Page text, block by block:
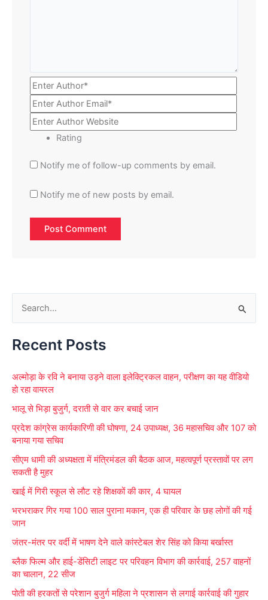
Rating
Notify me of follow-up comments by email.
Notify me of new posts by email.
a
c
o
:
Recent Posts
अल्मोड़ा के रवि ने बनाया उड़ने वाला इलेक्ट्रिकल वाहन, परीक्षण का यह वीडियो
हो रहा वायरल
भालू से भिड़ा बुजुर्ग, दराती से वार कर बचाई जान
प्रदेश कांग्रेस कार्यकारिणी की घोषणा, 24 उपाध्यक्ष, 36 महासचिव और 107 को
बनाया गया सचिव
सीएम धामी की अध्यक्षता में मंत्रिमंडल की बैठक आज, महत्वपूर्ण प्रस्तावों पर लग
सकती है मुहर
खाई में गिरी स्कूल से लौट रहे शिक्षकों की कार, 4 घायल
भरभराकर गिर गया 100 साल पुराना मकान, एक ही परिवार के छह लोगों की गई
जान
जंतर-मंतर पर वर्दी में भाषण देने वाले कांस्टेबल शेर सिंह को किया बर्खास्त
ब्लैक फिल्म और हाई-डेंसिटी लाइट पर परिवहन विभाग की कार्रवाई, 257 वाहनों
का चालान, 22 सीज
पोती की हरकतों से परेशान बुजुर्ग महिला ने प्रशासन से लगाई कार्रवाई की गुहार